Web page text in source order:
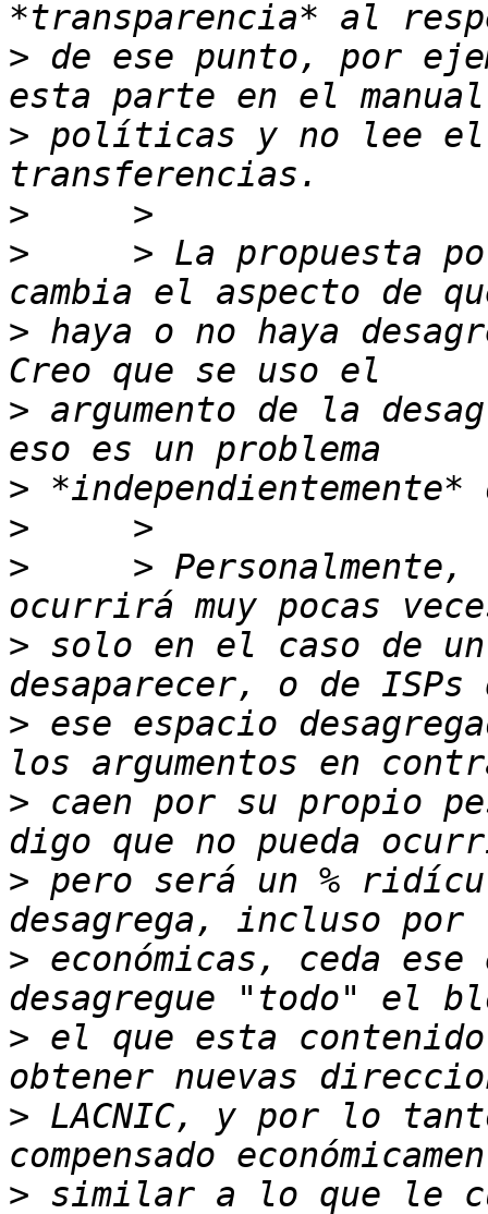
> de ese punto, por
> políticas y no lee el
>
>
> La propuesta
> haya o no haya
> argumento de la
>
>
>
> Personalmente,
> solo en el caso de
> ese espacio
> caen por su propio
> pero será un %
> económicas, ceda
> el que esta
> LACNIC, y por lo
> similar a lo que le